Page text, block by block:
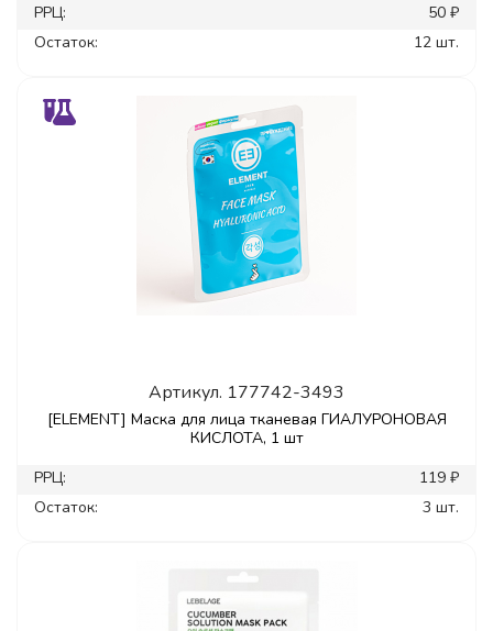
РРЦ:
50 ₽
Остаток:
12 шт.
Артикул. 177742-3493
[ELEMENT] Маска для лица тканевая ГИАЛУРОНОВАЯ
КИСЛОТА, 1 шт
РРЦ:
119 ₽
Остаток:
3 шт.